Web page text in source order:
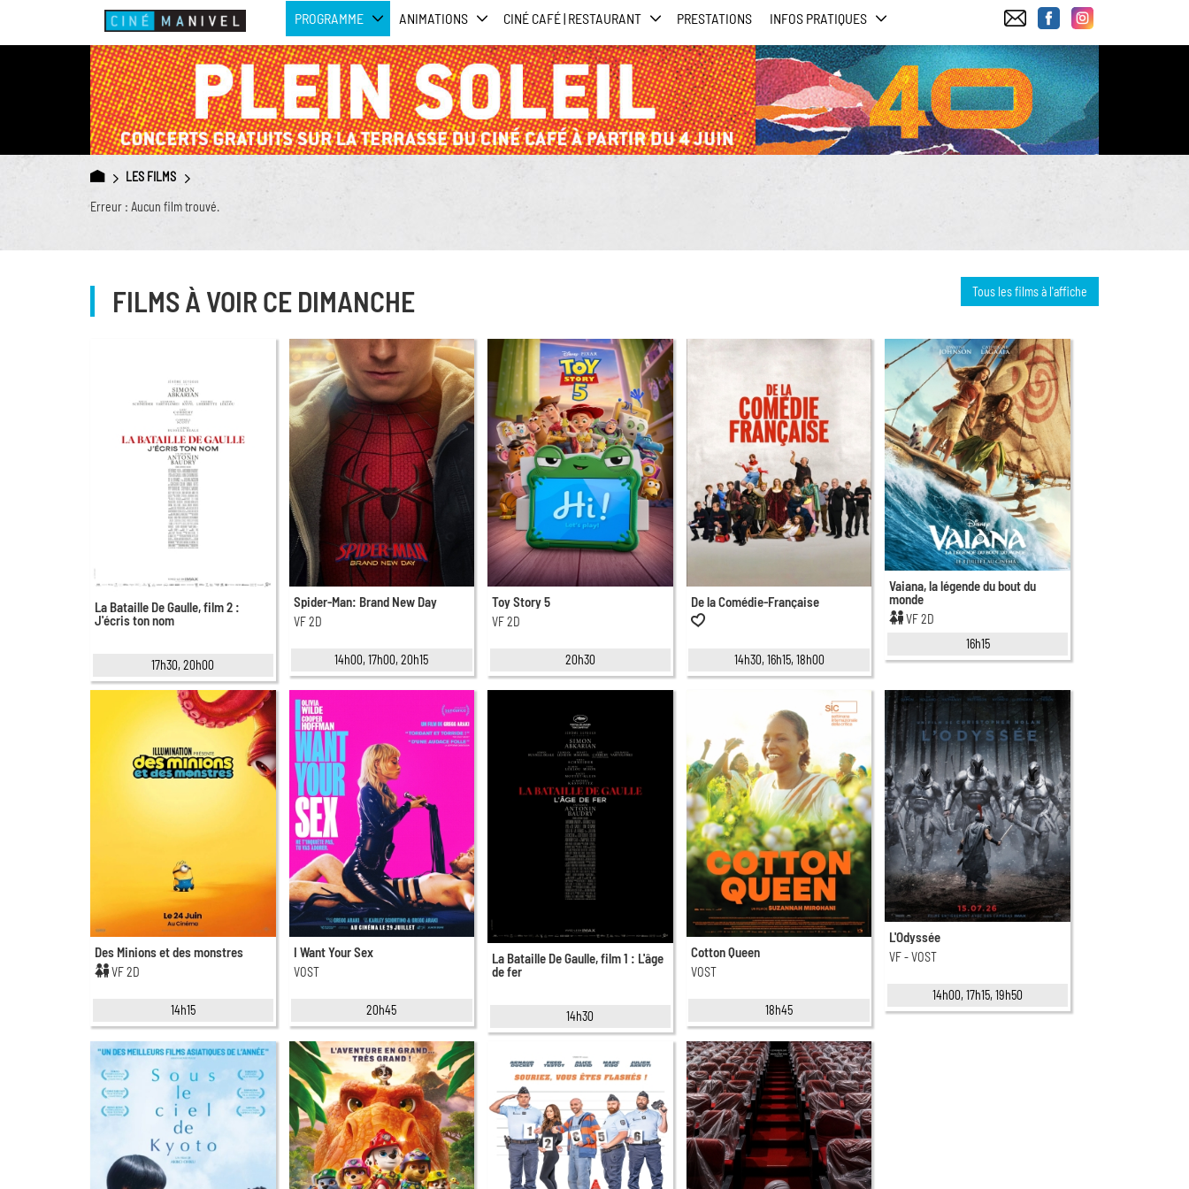
PROGRAMME ANIMATIONS CINÉ CAFÉ | RESTAURANT PRESTATIONS INFOS PRATIQUES
LES FILMS
Erreur : Aucun film trouvé.
Tous les films à l'affiche
FILMS À VOIR CE DIMANCHE
La Bataille De Gaulle, film 2 :
J'écris ton nom
17h30, 20h00
Spider-Man: Brand New Day
VF 2D
14h00, 17h00, 20h15
Toy Story 5
VF 2D
20h30
De la Comédie-Française
14h30, 16h15, 18h00
Vaiana, la légende du bout du
monde
VF 2D
16h15
Des Minions et des monstres
VF 2D
14h15
I Want Your Sex
VOST
20h45
La Bataille De Gaulle, film 1 : L'âge
de fer
14h30
Cotton Queen
VOST
18h45
L'Odyssée
VF - VOST
14h00, 17h15, 19h50